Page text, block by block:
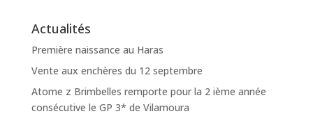
Actualités
Première naissance au Haras
Vente aux enchères du 12 septembre
Atome z Brimbelles remporte pour la 2 ième année
consécutive le GP 3* de Vilamoura